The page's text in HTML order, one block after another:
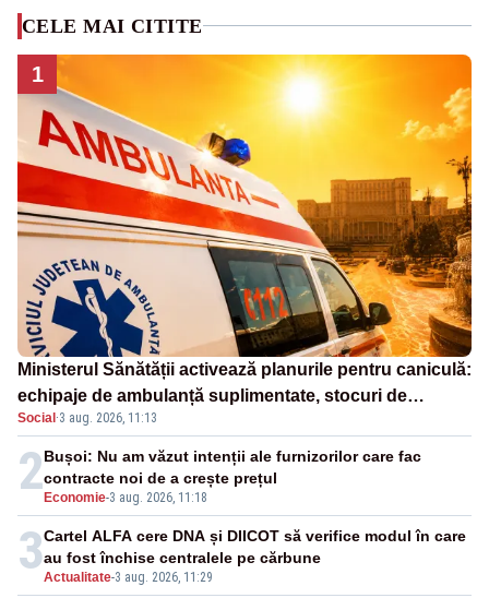
CELE MAI CITITE
1
Ministerul Sănătății activează planurile pentru caniculă:
echipaje de ambulanță suplimentate, stocuri de
medicamente verificate și puncte de apă în spațiile
publice
Social ·3 aug. 2026, 11:13
2 Economie-3 aug. 2026, 11:18
Bușoi: Nu am văzut intenții ale furnizorilor care fac
contracte noi de a crește prețul
3Actualitate-3 aug. 2026, 11:29
Cartel ALFA cere DNA și DIICOT să verifice modul în care
au fost închise centralele pe cărbune